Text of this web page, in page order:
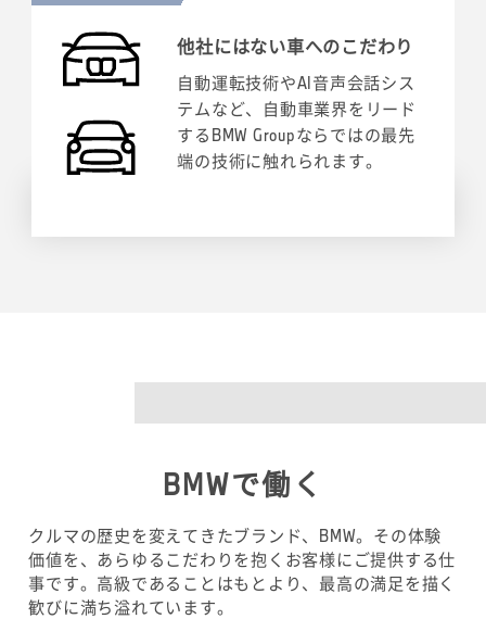
他社にはない車へのこだわり
自動運転技術やAI音声会話シス
テムなど、自動車業界をリード
するBMW Groupならではの最先
端の技術に触れられます。
BMWで働く
クルマの歴史を変えてきたブランド、BMW。その体験
価値を、あらゆるこだわりを抱くお客様にご提供する仕
事です。高級であることはもとより、最高の満足を描く
歓びに満ち溢れています。